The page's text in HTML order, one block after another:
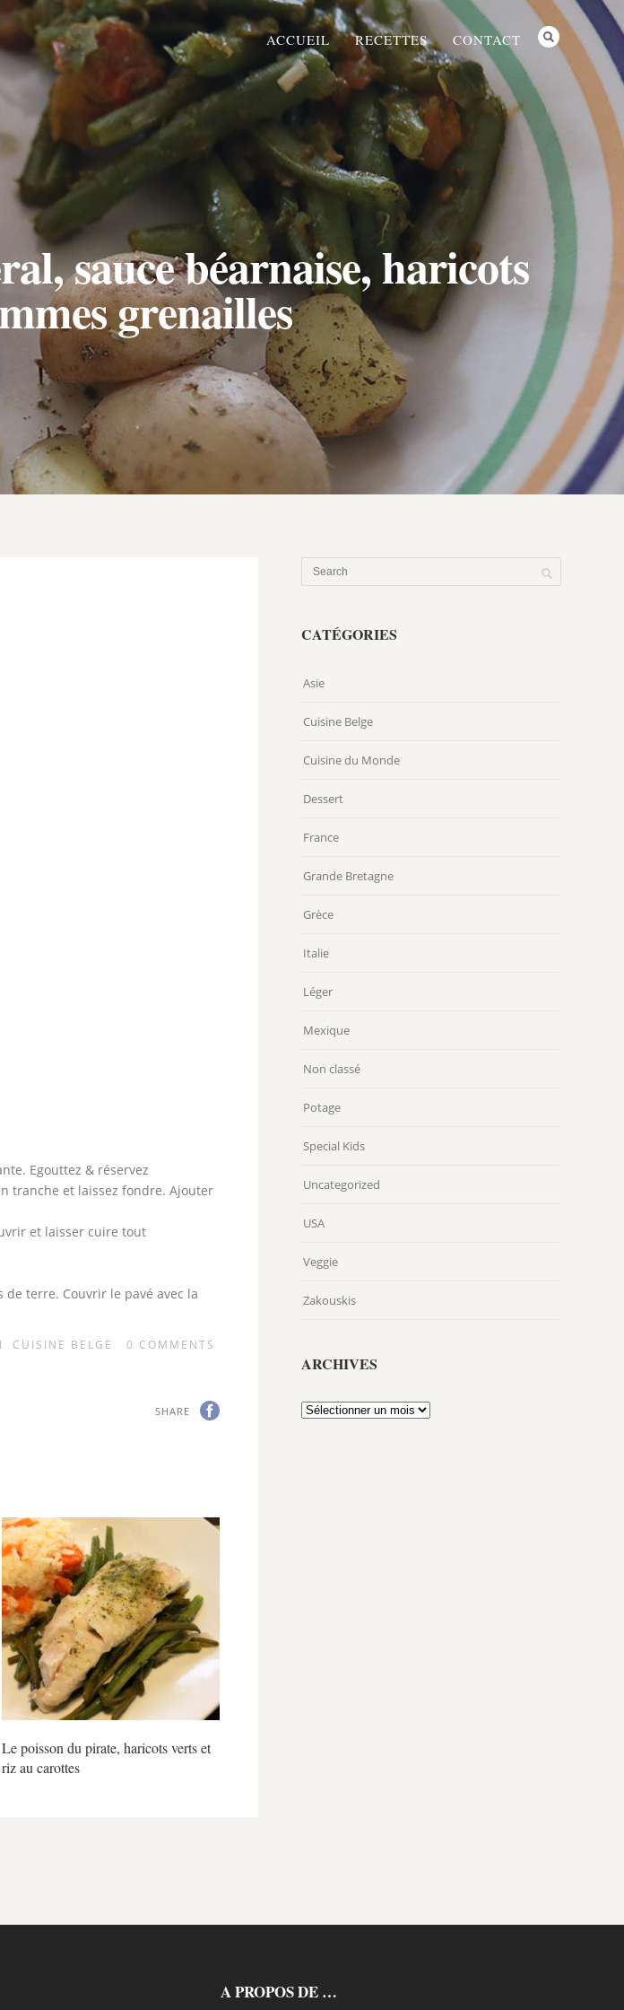
ACCUEIL RECETTES CONTACT
sauce béarnaise, haricots
grenailles
Egouttez & réservez
tranche et laissez fondre. Ajouter
et laisser cuire tout
terre. Couvrir le pavé avec la
CUISINE BELGE 0 COMMENTS
SHARE
Le poisson du pirate, haricots verts et
riz au carottes
CATÉGORIES
Asie
Cuisine Belge
Cuisine du Monde
Dessert
France
Grande Bretagne
Grèce
Italie
Léger
Mexique
Non classé
Potage
Special Kids
Uncategorized
USA
Veggie
Zakouskis
ARCHIVES
Archives
A PROPOS DE …